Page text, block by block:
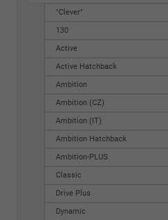
"Clever"
130
Active
Active Hatchback
Ambition
Ambition (CZ)
Ambition (IT)
Ambition Hatchback
Ambition-PLUS
Classic
Drive Plus
Dynamic